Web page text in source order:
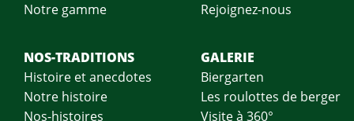
NOTRE BIÈRE
BIENVENUE
Notre gamme
Rejoignez-nous
NOS-TRADITIONS
Histoire et anecdotes
Notre histoire
Nos-histoires
GALERIE
Biergarten
Les roulottes de berger
Visite à 360°